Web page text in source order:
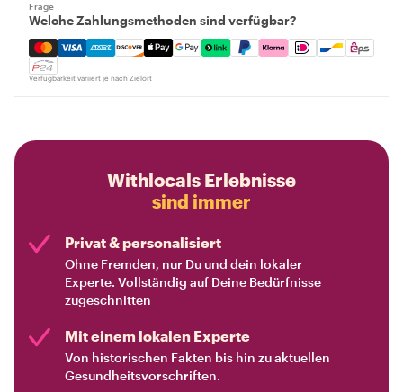
Frage
Welche Zahlungsmethoden sind verfügbar?
Mastercard, Visa, Amex, Discover, Apple Pay, Google
Verfügbarkeit variiert je nach Zielort
Withlocals Erlebnisse
sind immer
Privat & personalisiert
Ohne Fremden, nur Du und dein lokaler
Experte. Vollständig auf Deine Bedürfnisse
zugeschnitten
Mit einem lokalen Experte
Von historischen Fakten bis hin zu aktuellen
Gesundheitsvorschriften.